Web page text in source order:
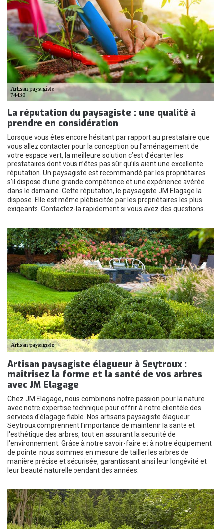
La réputation du paysagiste : une qualité à
prendre en considération
Lorsque vous êtes encore hésitant par rapport au prestataire que
vous allez contacter pour la conception ou l’aménagement de
votre espace vert, la meilleure solution c’est d’écarter les
prestataires dont vous n’êtes pas sûr qu’ils aient une excellente
réputation. Un paysagiste est recommandé par les propriétaires
s’il dispose d’une grande compétence et une expérience avérée
dans le domaine. Cette réputation, le paysagiste JM Elagage la
dispose. Elle est même plébiscitée par les propriétaires les plus
exigeants. Contactez-la rapidement si vous avez des questions.
Artisan paysagiste élagueur à Seytroux :
maîtrisez la forme et la santé de vos arbres
avec JM Elagage
Chez JM Elagage, nous combinons notre passion pour la nature
avec notre expertise technique pour offrir à notre clientèle des
services d'élagage fiable. Nos artisans paysagiste élagueur
Seytroux comprennent l'importance de maintenir la santé et
l'esthétique des arbres, tout en assurant la sécurité de
l'environnement. Grâce à notre savoir-faire et à notre équipement
de pointe, nous sommes en mesure de tailler les arbres de
manière précise et sécurisée, garantissant ainsi leur longévité et
leur beauté naturelle pendant des années.